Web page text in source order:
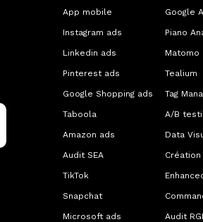
App mobile
Instagram ads
Linkedin ads
Pinterest ads
Google Shopping ads
Taboola
Amazon ads
Audit SEA
TikTok
Snapchat
Microsoft ads
Google
Piano
Matomo
Tealium
Tag
A/B
Data
Audit